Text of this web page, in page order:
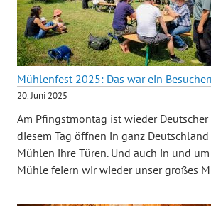
Mühlenfest 2025: Das war ein
20. Juni 2025
Am Pfingstmontag ist wieder
diesem Tag öffnen in ganz
Mühlen ihre Türen. Und auch in und
Mühle feiern wir wieder unser großes